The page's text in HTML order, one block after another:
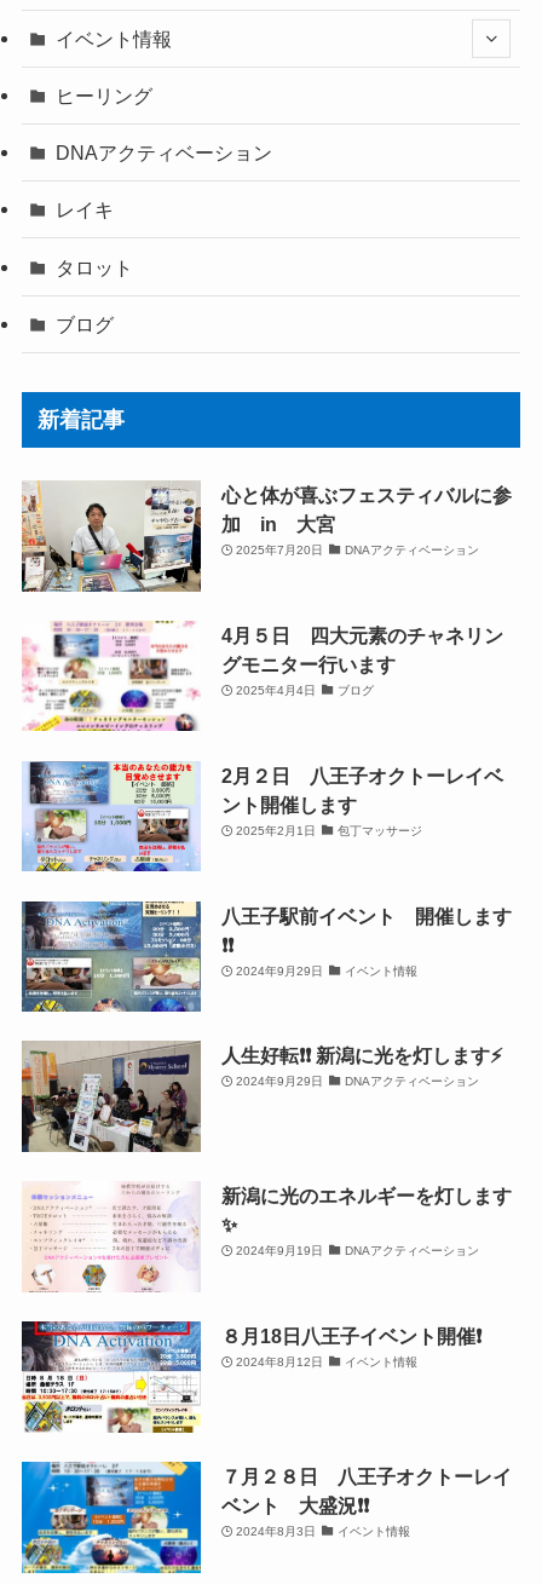
イベント情報
ヒーリング
DNAアクティベーション
レイキ
タロット
ブログ
新着記事
心と体が喜ぶフェスティバルに参
加 in 大宮
2025年7月20日 DNAアクティベーション
4月５日 四大元素のチャネリン
グモニター行います
2025年4月4日 ブログ
2月２日 八王子オクトーレイベ
ント開催します
2025年2月1日 包丁マッサージ
八王子駅前イベント 開催します
❗️❗️
2024年9月29日 イベント情報
人生好転❗️❗️ 新潟に光を灯します⚡️
2024年9月29日 DNAアクティベーション
新潟に光のエネルギーを灯します
✨
2024年9月19日 DNAアクティベーション
８月18日八王子イベント開催❗️
2024年8月12日 イベント情報
７月２８日 八王子オクトーレイ
ベント 大盛況❗️❗️
2024年8月3日 イベント情報